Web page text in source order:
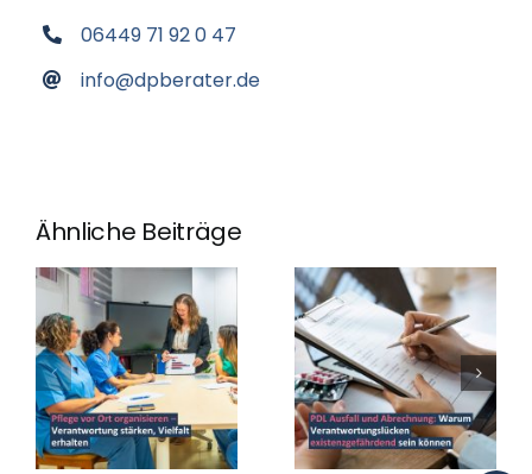
06449 71 92 0 47
info@dpberater.de
Ähnliche Beiträge